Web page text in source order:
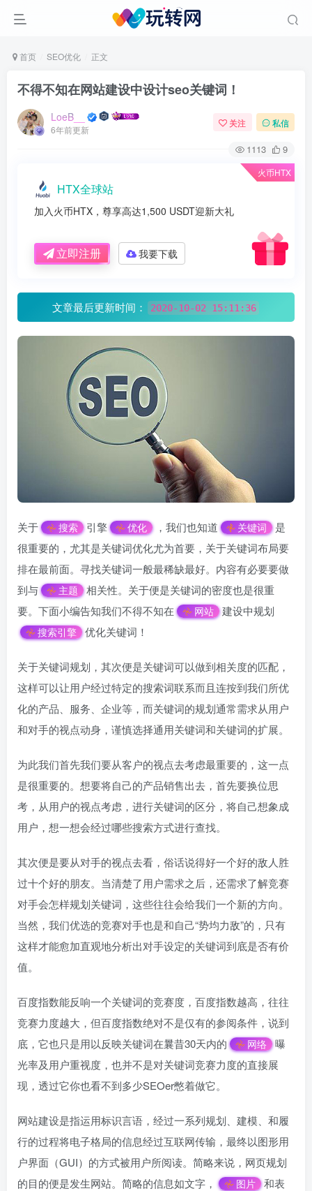
首页 SEO优化 正文
不得不知在网站建设中设计seo关键词！
LoeB__
6年前更新
关注 私信
1113 9
火币HTX
HTX全球站
加入火币HTX，尊享高达1,500 USDT迎新大礼
立即注册 我要下载
文章最后更新时间： 2020-10-02 15:11:36
关于 搜索 引擎 优化 ，我们也知道 关键词
是
很重要的，尤其是关键词优化尤为首要，关于关键词布局要
排在最前面。寻找关键词一般最稀缺最好。内容有必要要做
到与
主题
相关性。关于便是关键词的密度也是很重
要。下面小编告知我们不得不知在
网站 建设中规划
搜索引擎 优化关键词！
关于关键词规划，其次便是关键词可以做到相关度的匹配，
这样可以让用户经过特定的搜索词联系而且连按到我们所优
化的产品、服务、企业等，而关键词的规划通常需求从用户
和对手的视点动身，谨慎选择通用关键词和关键词的扩展。
为此我们首先我们要从客户的视点去考虑最重要的，这一点
是很重要的。想要将自己的产品销售出去，首先要换位思
考，从用户的视点考虑，进行关键词的区分，将自己想象成
用户，想一想会经过哪些搜索方式进行查找。
其次便是要从对手的视点去看，俗话说得好一个好的敌人胜
过十个好的朋友。当清楚了用户需求之后，还需求了解竞赛
对手会怎样规划关键词，这些往往会给我们一个新的方向。
当然，我们优选的竞赛对手也是和自己“势均力敌”的，只有
这样才能愈加直观地分析出对手设定的关键词到底是否有价
值。
百度指数能反响一个关键词的竞赛度，百度指数越高，往往
竞赛力度越大，但百度指数绝对不是仅有的参阅条件，说到
底，它也只是用以反映关键词在曩昔30天内的
网络
曝
光率及用户重视度，也并不是对关键词竞赛力度的直接展
现，透过它你也看不到多少SEOer憋着做它。
网站建设是指运用标识言语，经过一系列规划、建模、和履
行的过程将电子格局的信息经过互联网传输，最终以图形用
户界面（GUI）的方式被用户所阅读。简略来说，网页规划
的目的便是发生网站。简略的信息如文字，
图片
和表